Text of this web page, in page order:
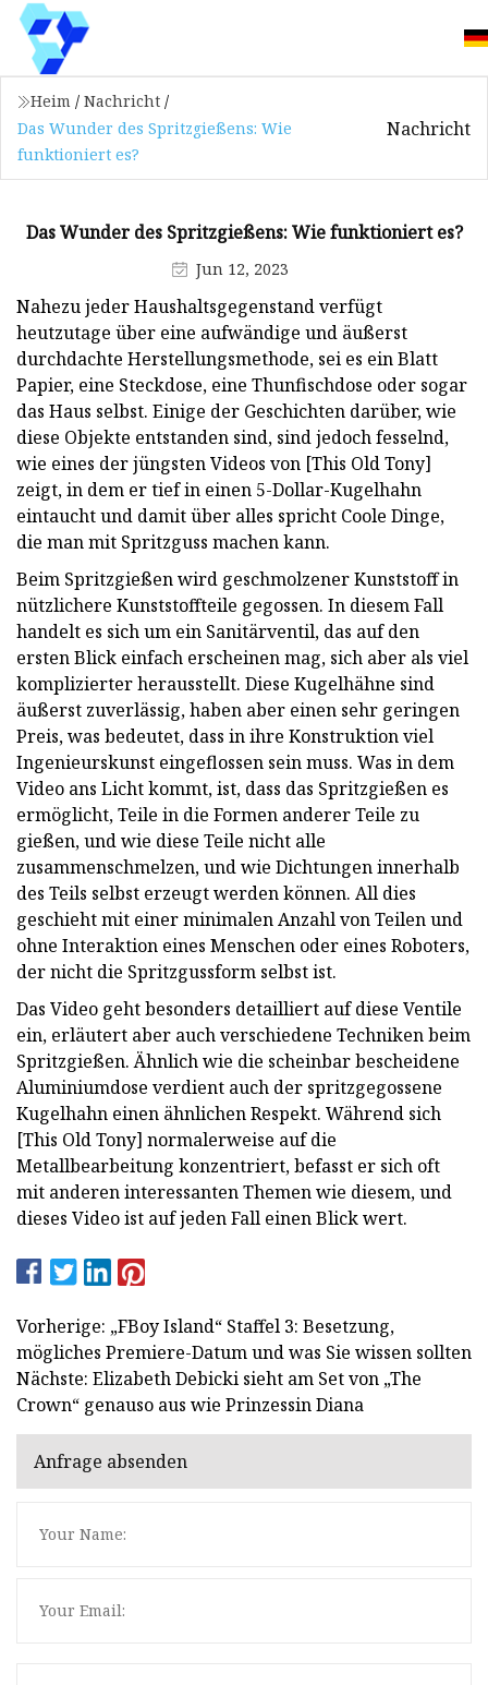
Heim / Nachricht /
Das Wunder des Spritzgießens: Wie
funktioniert es?
Nachricht
Das Wunder des Spritzgießens: Wie funktioniert es?
Jun 12, 2023
Nahezu jeder Haushaltsgegenstand verfügt
heutzutage über eine aufwändige und äußerst
durchdachte Herstellungsmethode, sei es ein Blatt
Papier, eine Steckdose, eine Thunfischdose oder sogar
das Haus selbst. Einige der Geschichten darüber, wie
diese Objekte entstanden sind, sind jedoch fesselnd,
wie eines der jüngsten Videos von [This Old Tony]
zeigt, in dem er tief in einen 5-Dollar-Kugelhahn
eintaucht und damit über alles spricht Coole Dinge,
die man mit Spritzguss machen kann.
Beim Spritzgießen wird geschmolzener Kunststoff in
nützlichere Kunststoffteile gegossen. In diesem Fall
handelt es sich um ein Sanitärventil, das auf den
ersten Blick einfach erscheinen mag, sich aber als viel
komplizierter herausstellt. Diese Kugelhähne sind
äußerst zuverlässig, haben aber einen sehr geringen
Preis, was bedeutet, dass in ihre Konstruktion viel
Ingenieurskunst eingeflossen sein muss. Was in dem
Video ans Licht kommt, ist, dass das Spritzgießen es
ermöglicht, Teile in die Formen anderer Teile zu
gießen, und wie diese Teile nicht alle
zusammenschmelzen, und wie Dichtungen innerhalb
des Teils selbst erzeugt werden können. All dies
geschieht mit einer minimalen Anzahl von Teilen und
ohne Interaktion eines Menschen oder eines Roboters,
der nicht die Spritzgussform selbst ist.
Das Video geht besonders detailliert auf diese Ventile
ein, erläutert aber auch verschiedene Techniken beim
Spritzgießen. Ähnlich wie die scheinbar bescheidene
Aluminiumdose verdient auch der spritzgegossene
Kugelhahn einen ähnlichen Respekt. Während sich
[This Old Tony] normalerweise auf die
Metallbearbeitung konzentriert, befasst er sich oft
mit anderen interessanten Themen wie diesem, und
dieses Video ist auf jeden Fall einen Blick wert.
Vorherige: „FBoy Island“ Staffel 3: Besetzung,
mögliches Premiere-Datum und was Sie wissen sollten
Nächste: Elizabeth Debicki sieht am Set von „The
Crown“ genauso aus wie Prinzessin Diana
Anfrage absenden